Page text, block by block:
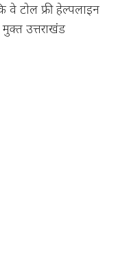
टोल फ्री हेल्पलाइन
उत्तराखंड